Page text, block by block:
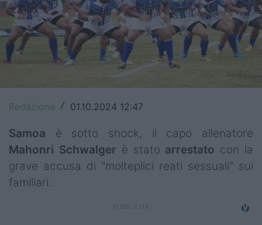
United Rugby Championship
Top14
World Rugby
Rugby World Cup
Redazione / 01.10.2024 12:47
Samoa è sotto shock, il capo allenatore
Mahonri Schwalger è stato arrestato con la
grave accusa di "molteplici reati sessuali" sui
familiari.